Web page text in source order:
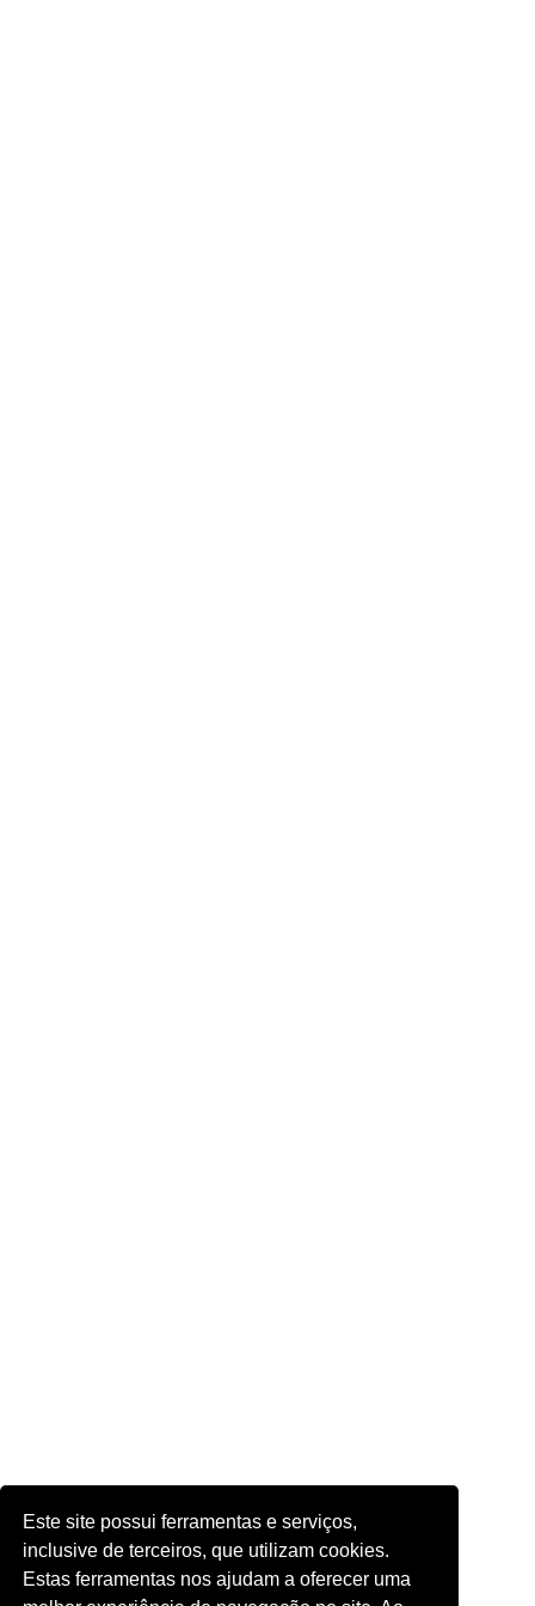
Este site possui ferramentas e serviços,
inclusive de terceiros, que utilizam cookies.
Estas ferramentas nos ajudam a oferecer uma